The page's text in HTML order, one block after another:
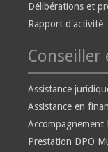
Délibérations et
Rapport d'activité
Conseiller
Assistance
Assistance en
Prestation DPO